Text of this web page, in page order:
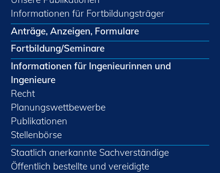
Informationen für Fortbildungsträger
Anträge, Anzeigen, Formulare
Fortbildung/Seminare
Informationen für Ingenieurinnen und
Ingenieure
Recht
Planungswettbewerbe
Publikationen
Stellenbörse
Staatlich anerkannte Sachverständige
Öffentlich bestellte und vereidigte